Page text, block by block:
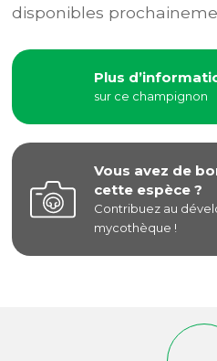
disponibles
Plus
sur ce champignon
Vous avez de
cette espèce ?
Contribuez au
mycothèque !